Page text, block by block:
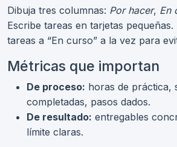
Dibuja tres columnas: Por hacer, En
Escribe tareas en tarjetas
tareas a “En curso” a la vez para
Métricas que importan
De proceso: horas de práctica,
completadas, pasos dados.
De resultado: entregables
límite claras.